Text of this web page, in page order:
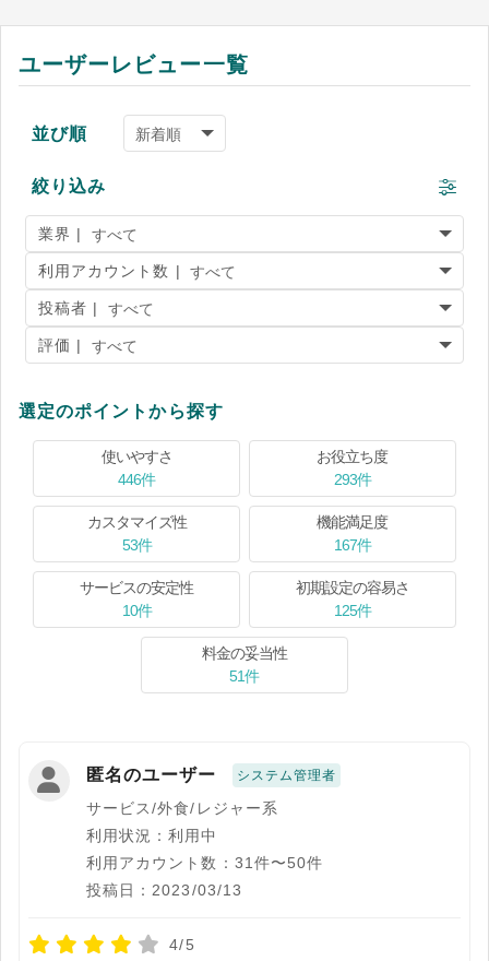
ユーザーレビュー一覧
並び順
絞り込み
業界 |
利用アカウント数 |
投稿者 |
評価 |
選定のポイントから探す
使いやすさ
446件
お役立ち度
293件
カスタマイズ性
53件
機能満足度
167件
サービスの安定性
10件
初期設定の容易さ
125件
料金の妥当性
51件
匿名のユーザー システム管理者
サービス/外食/レジャー系
利用状況：利用中
利用アカウント数：31件〜50件
投稿日：2023/03/13
4/5